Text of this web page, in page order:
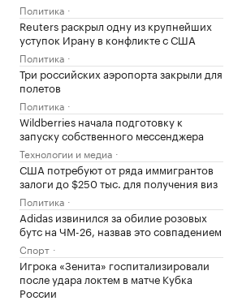
Политика
Reuters раскрыл одну из крупнейших
уступок Ирану в конфликте с США
Политика
Три российских аэропорта закрыли для
полетов
Политика
Wildberries начала подготовку к
запуску собственного мессенджера
Технологии и медиа
США потребуют от ряда иммигрантов
залоги до $250 тыс. для получения виз
Политика
Adidas извинился за обилие розовых
бутс на ЧМ-26, назвав это совпадением
Спорт
Игрока «Зенита» госпитализировали
после удара локтем в матче Кубка
России